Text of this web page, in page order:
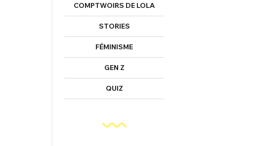
COMPTWOIRS DE LOLA
STORIES
FÉMINISME
GEN Z
QUIZ